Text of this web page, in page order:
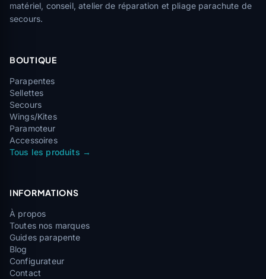
matériel, conseil, atelier de réparation et pliage parachute de
secours.
BOUTIQUE
Parapentes
Sellettes
Secours
Wings/Kites
Paramoteur
Accessoires
Tous les produits →
INFORMATIONS
À propos
Toutes nos marques
Guides parapente
Blog
Configurateur
Contact